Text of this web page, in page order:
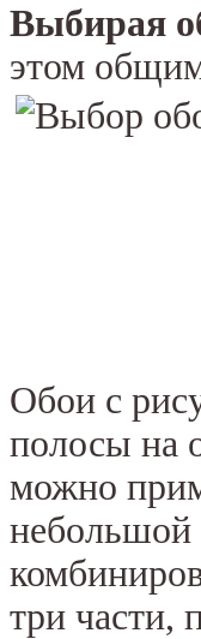
Выбирая
этом
Обои с
полосы на
можно
небольшой
три части,